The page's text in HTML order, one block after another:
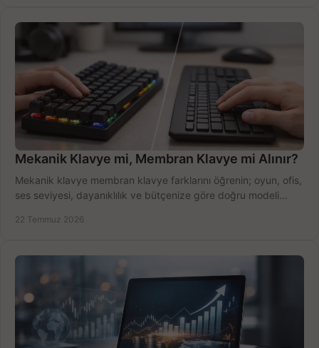
Mekanik Klavye mi, Membran Klavye mi Alınır?
Mekanik klavye membran klavye farklarını öğrenin; oyun, ofis,
ses seviyesi, dayanıklılık ve bütçenize göre doğru modeli
22 Temmuz 2026